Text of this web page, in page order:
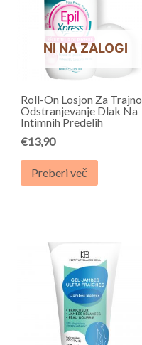
NI NA ZALOGI
Roll-On Losjon Za Trajno
Odstranjevanje Dlak Na
Intimnih Predelih
€13,90
Preberi več